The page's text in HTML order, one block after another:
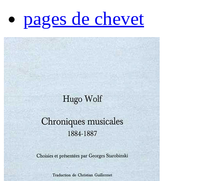
pages de chevet